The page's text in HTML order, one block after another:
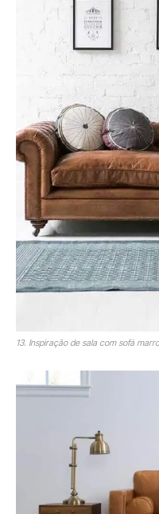
13. Inspiração de sala com sofá